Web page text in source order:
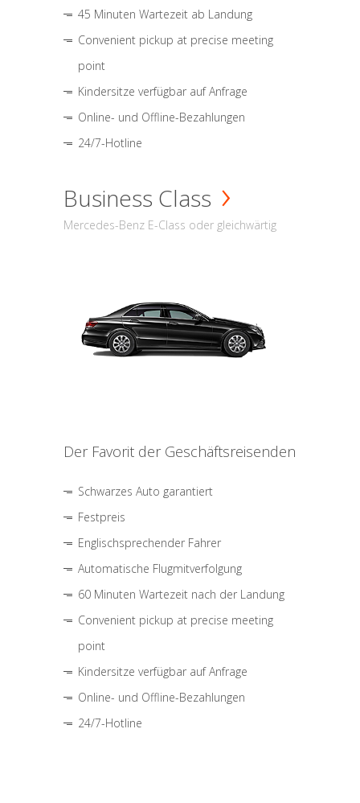
45 Minuten Wartezeit ab Landung
Convenient pickup at precise meeting
point
Kindersitze verfügbar auf Anfrage
Online- und Offline-Bezahlungen
24/7-Hotline
Business Class
Mercedes-Benz E-Class oder gleichwärtig
Der Favorit der Geschäftsreisenden
Schwarzes Auto garantiert
Festpreis
Englischsprechender Fahrer
Automatische Flugmitverfolgung
60 Minuten Wartezeit nach der Landung
Convenient pickup at precise meeting
point
Kindersitze verfügbar auf Anfrage
Online- und Offline-Bezahlungen
24/7-Hotline